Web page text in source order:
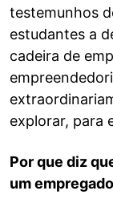
testemunhos
estudantes a
cadeira de
explorar, para
Por que diz
um